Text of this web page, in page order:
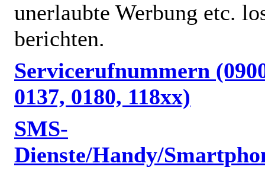
unerlaubte Werbung etc.
berichten.
Servicerufnummern
0137, 0180, 118xx)
SMS-
Dienste/Handy/